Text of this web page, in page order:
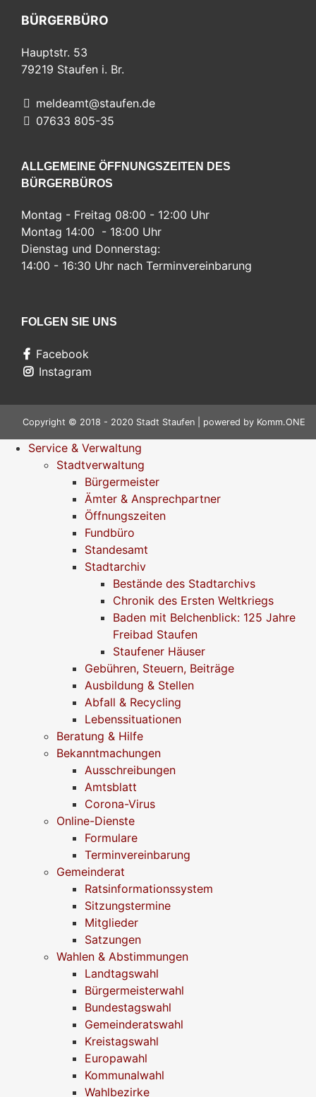
BÜRGERBÜRO
Hauptstr. 53
79219 Staufen i. Br.
meldeamt@staufen.de
07633 805-35
ALLGEMEINE ÖFFNUNGSZEITEN DES
BÜRGERBÜROS
Montag - Freitag 08:00 - 12:00 Uhr
Montag 14:00 - 18:00 Uhr
Dienstag und Donnerstag:
14:00 - 16:30 Uhr nach Terminvereinbarung
FOLGEN SIE UNS
Facebook
Instagram
Copyright © 2018 - 2020 Stadt Staufen | powered by Komm.ONE
Service & Verwaltung
Stadtverwaltung
Bürgermeister
Ämter & Ansprechpartner
Öffnungszeiten
Fundbüro
Standesamt
Stadtarchiv
Bestände des Stadtarchivs
Chronik des Ersten Weltkriegs
Baden mit Belchenblick: 125 Jahre
Freibad Staufen
Staufener Häuser
Gebühren, Steuern, Beiträge
Ausbildung & Stellen
Abfall & Recycling
Lebenssituationen
Beratung & Hilfe
Bekanntmachungen
Ausschreibungen
Amtsblatt
Corona-Virus
Online-Dienste
Formulare
Terminvereinbarung
Gemeinderat
Ratsinformationssystem
Sitzungstermine
Mitglieder
Satzungen
Wahlen & Abstimmungen
Landtagswahl
Bürgermeisterwahl
Bundestagswahl
Gemeinderatswahl
Kreistagswahl
Europawahl
Kommunalwahl
Wahlbezirke